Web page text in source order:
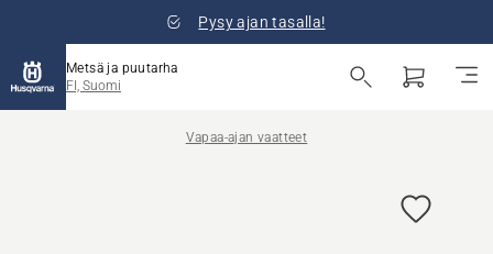
Pysy ajan tasalla!
Metsä ja puutarha
FI, Suomi
Vapaa-ajan vaatteet